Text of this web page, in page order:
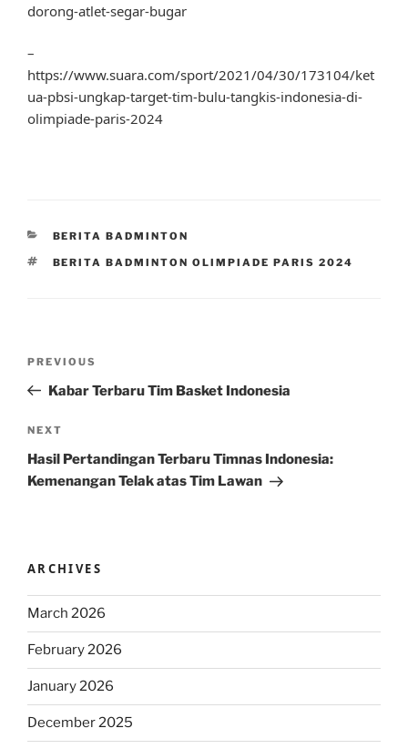
dorong-atlet-segar-bugar
–
https://www.suara.com/sport/2021/04/30/173104/ket
ua-pbsi-ungkap-target-tim-bulu-tangkis-indonesia-di-
olimpiade-paris-2024
CATEGORIES
BERITA BADMINTON
TAGS
BERITA BADMINTON OLIMPIADE PARIS 2024
Previous
Post
PREVIOUS
Kabar Terbaru Tim Basket Indonesia
Next
Post
NEXT
Hasil Pertandingan Terbaru Timnas Indonesia:
Kemenangan Telak atas Tim Lawan
ARCHIVES
March 2026
February 2026
January 2026
December 2025